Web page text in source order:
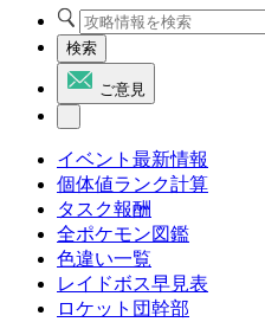
検索
ご意見
イベント最新情報
個体値ランク計算
タスク報酬
全ポケモン図鑑
色違い一覧
レイドボス早見表
ロケット団幹部